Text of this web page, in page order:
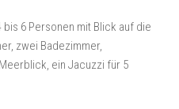
6 Personen mit Blick auf die
zwei Badezimmer,
ein Jacuzzi für 5